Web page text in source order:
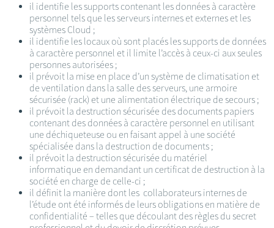
il identifie les supports contenant les données à caractère
personnel tels que les serveurs internes et externes et les
systèmes Cloud ;
il identifie les locaux où sont placés les supports de données
à caractère personnel et il limite l’accès à ceux-ci aux seules
personnes autorisées ;
il prévoit la mise en place d’un système de climatisation et
de ventilation dans la salle des serveurs, une armoire
sécurisée (rack) et une alimentation électrique de secours ;
il prévoit la destruction sécurisée des documents papiers
contenant des données à caractère personnel en utilisant
une déchiqueteuse ou en faisant appel à une société
spécialisée dans la destruction de documents ;
il prévoit la destruction sécurisée du matériel
informatique en demandant un certificat de destruction à la
société en charge de celle-ci ;
il définit la manière dont les collaborateurs internes de
l’étude ont été informés de leurs obligations en matière de
confidentialité – telles que découlant des règles du secret